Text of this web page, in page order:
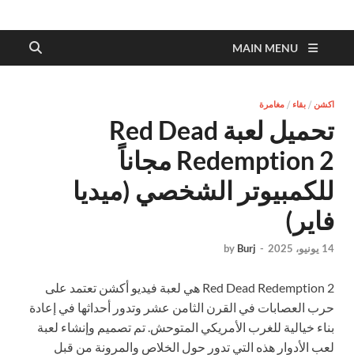
Burj Games
MAIN MENU
اكشن / بقاء / مغامرة
تحميل لعبة Red Dead
Redemption 2 مجاناً
للكمبيوتر الشخصي (ميديا
فاير)
14 يونيو، 2025 -
by Burj
Red Dead Redemption 2 هي لعبة فيديو أكشن تعتمد على
حرب العصابات في القرن الثامن عشر وتدور أحداثها في إعادة
بناء خيالية للغرب الأمريكي المتوحش. تم تصميم وإنشاء لعبة
لعب الأدوار هذه التي تدور حول الخلاص والمرونة من قبل